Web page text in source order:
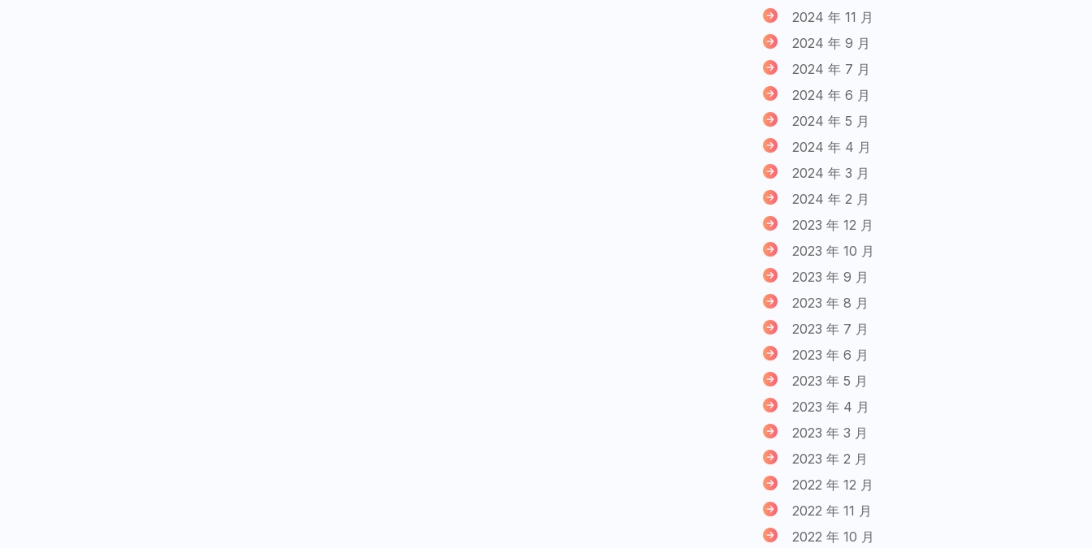
2024 年 11 月
2024 年 9 月
2024 年 7 月
2024 年 6 月
2024 年 5 月
2024 年 4 月
2024 年 3 月
2024 年 2 月
2023 年 12 月
2023 年 10 月
2023 年 9 月
2023 年 8 月
2023 年 7 月
2023 年 6 月
2023 年 5 月
2023 年 4 月
2023 年 3 月
2023 年 2 月
2022 年 12 月
2022 年 11 月
2022 年 10 月